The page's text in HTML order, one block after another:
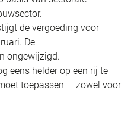
de vergoeding voor
De
ongewijzigd.
eens helder op een rij te
toepassen — zowel voor